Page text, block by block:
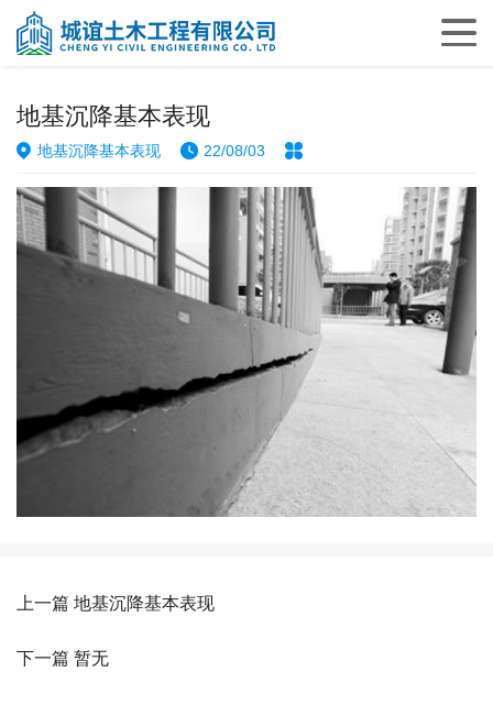
地基沉降基本表现
地基沉降基本表现 22/08/03
上一篇 地基沉降基本表现
下一篇 暂无